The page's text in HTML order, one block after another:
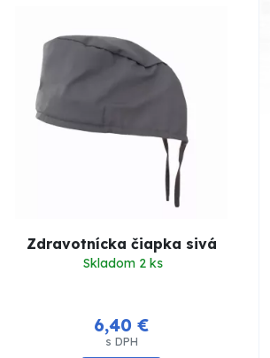
Zdravotnícka čiapka sivá
Skladom 2 ks
6,40 €
s DPH